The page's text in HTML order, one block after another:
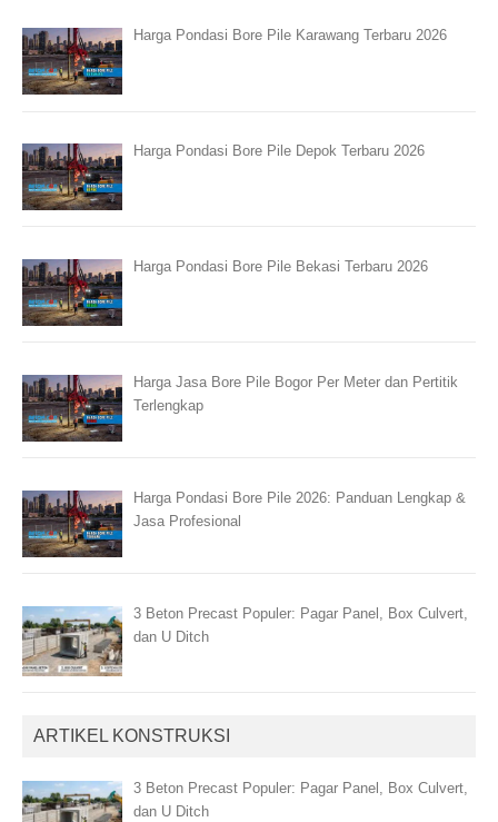
Harga Pondasi Bore Pile Karawang Terbaru 2026
Harga Pondasi Bore Pile Depok Terbaru 2026
Harga Pondasi Bore Pile Bekasi Terbaru 2026
Harga Jasa Bore Pile Bogor Per Meter dan Pertitik
Terlengkap
Harga Pondasi Bore Pile 2026: Panduan Lengkap &
Jasa Profesional
3 Beton Precast Populer: Pagar Panel, Box Culvert,
dan U Ditch
ARTIKEL KONSTRUKSI
3 Beton Precast Populer: Pagar Panel, Box Culvert,
dan U Ditch